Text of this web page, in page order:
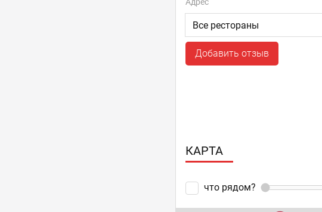
Осокорки
Пн–Вс 10:00 - 21:00
отзывов: 0
Добавить отзыв
КАРТА
что рядом?